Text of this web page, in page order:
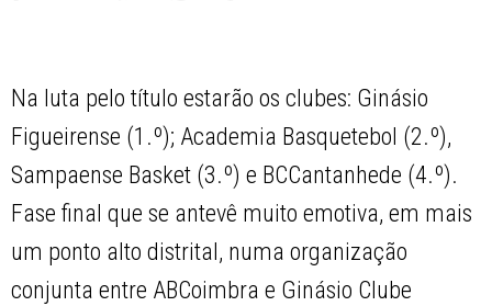
Na luta pelo título estarão os clubes: Ginásio
Figueirense (1.º); Academia Basquetebol (2.º),
Sampaense Basket (3.º) e BCCantanhede (4.º).
Fase final que se antevê muito emotiva, em mais
um ponto alto distrital, numa organização
conjunta entre ABCoimbra e Ginásio Clube